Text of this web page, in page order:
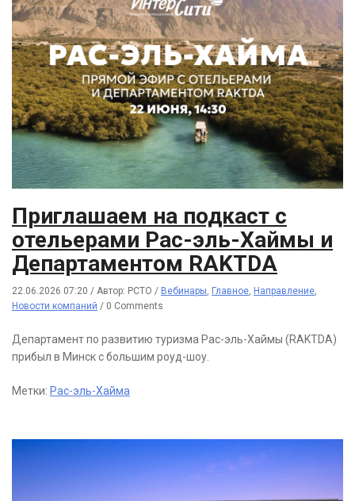
Приглашаем на подкаст с
отельерами Рас-эль-Хаймы и
Департаментом RAKTDA
22.06.2026 07:20 / Автор: РСТО / Вебинары, Главное, Направление,
Новости компаний / 0 Comments
Департамент по развитию туризма Рас-эль-Хаймы (RAKTDA)
прибыл в Минск с большим роуд-шоу.
Метки: Рас-эль-Хайма